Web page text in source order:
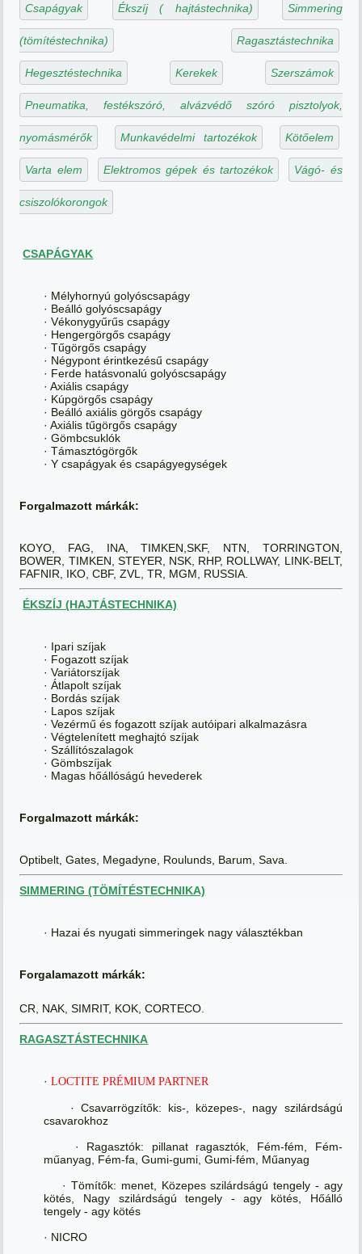
Csapágyak Ékszíj ( hajtástechnika) Simmering
(tömítéstechnika) Ragasztástechnika
Hegesztéstechnika Kerekek Szerszámok
Pneumatika, festékszóró, alvázvédő szóró pisztolyok,
nyomásmérők Munkavédelmi tartozékok Kötőelem
Varta elem Elektromos gépek és tartozékok Vágó- és
csiszolókorongok
CSAPÁGYAK
· Mélyhornyú golyóscsapágy
· Beálló golyóscsapágy
· Vékonygyűrűs csapágy
· Hengergörgős csapágy
· Tűgörgős csapágy
· Négypont érintkezésű csapágy
· Ferde hatásvonalú golyóscsapágy
· Axiális csapágy
· Kúpgörgős csapágy
· Beálló axiális görgős csapágy
· Axiális tűgörgős csapágy
· Gömbcsuklók
· Támasztógörgők
· Y csapágyak és csapágyegységek
Forgalmazott márkák:
KOYO, FAG, INA, TIMKEN,SKF, NTN, TORRINGTON,
BOWER, TIMKEN, STEYER, NSK, RHP, ROLLWAY, LINK-BELT,
FAFNIR, IKO, CBF, ZVL, TR, MGM, RUSSIA.
ÉKSZÍJ (HAJTÁSTECHNIKA)
· Ipari szíjak
· Fogazott szíjak
· Variátorszíjak
· Átlapolt szíjak
· Bordás szíjak
· Lapos szíjak
· Vezérmű és fogazott szíjak autóipari alkalmazásra
· Végtelenített meghajtó szíjak
· Szállítószalagok
· Gömbszíjak
· Magas hőállóságú hevederek
Forgalmazott márkák:
Optibelt, Gates, Megadyne, Roulunds, Barum, Sava.
SIMMERING (TÖMÍTÉSTECHNIKA)
· Hazai és nyugati simmeringek nagy választékban
Forgalamazott márkák:
CR, NAK, SIMRIT, KOK, CORTECO.
RAGASZTÁSTECHNIKA
· LOCTITE PRÉMIUM PARTNER
· Csavarrögzítők: kis-, közepes-, nagy szilárdságú
csavarokhoz
· Ragasztók: pillanat ragasztók, Fém-fém, Fém-
műanyag, Fém-fa, Gumi-gumi, Gumi-fém, Műanyag
· Tömítők: menet, Közepes szilárdságú tengely - agy
kötés, Nagy szilárdságú tengely - agy kötés, Hőálló
tengely - agy kötés
· NICRO